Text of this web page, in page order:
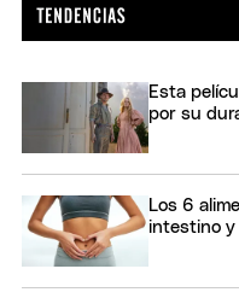
Esta
por su
Los 6
intestino y